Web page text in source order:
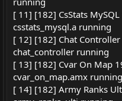
[ 11] [182] CsStats
csstats_mysql.a running
[ 12] [182] Chat Controller
chat_controller running
[ 13] [182] Cvar On Map
cvar_on_map.amx running
[ 14] [182] Army Ranks